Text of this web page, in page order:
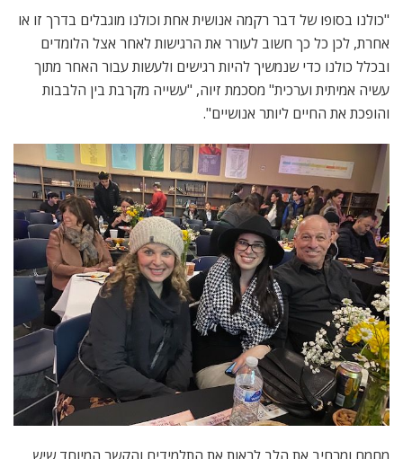
"כולנו בסופו של דבר רקמה אנושית אחת וכולנו מוגבלים בדרך זו או
אחרת, לכן כל כך חשוב לעורר את הרגישות לאחר אצל הלומדים
ובכלל כולנו כדי שנמשיך להיות רגישים ולעשות עבור האחר מתוך
עשיה אמיתית וערכית" מסכמת זיוה, "עשייה מקרבת בין הלבבות
והופכת את החיים ליותר אנושיים".